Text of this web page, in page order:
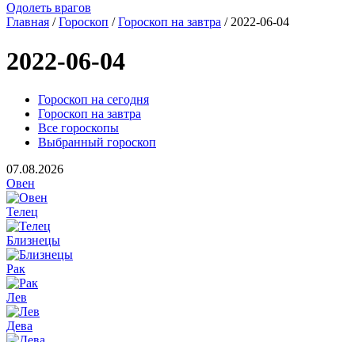
Одолеть врагов
Главная /Гороскоп /Гороскоп на завтра / 2022-06-04
2022-06-04
Гороскоп на сегодня
Гороскоп на завтра
Все гороскопы
Выбранный гороскоп
07.08.2026
Овен
Телец
Близнецы
Рак
Лев
Дева